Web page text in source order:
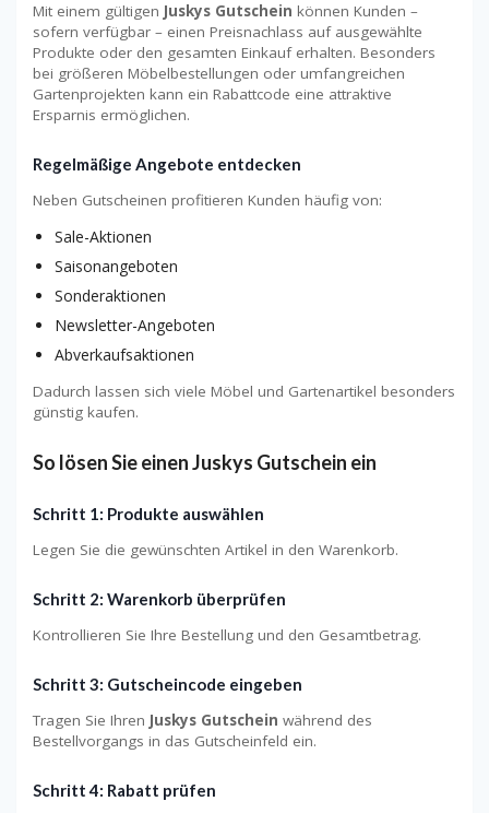
Mit einem gültigen Juskys Gutschein können Kunden –
sofern verfügbar – einen Preisnachlass auf ausgewählte
Produkte oder den gesamten Einkauf erhalten. Besonders
bei größeren Möbelbestellungen oder umfangreichen
Gartenprojekten kann ein Rabattcode eine attraktive
Ersparnis ermöglichen.
Regelmäßige Angebote entdecken
Neben Gutscheinen profitieren Kunden häufig von:
Sale-Aktionen
Saisonangeboten
Sonderaktionen
Newsletter-Angeboten
Abverkaufsaktionen
Dadurch lassen sich viele Möbel und Gartenartikel besonders
günstig kaufen.
So lösen Sie einen Juskys Gutschein ein
Schritt 1: Produkte auswählen
Legen Sie die gewünschten Artikel in den Warenkorb.
Schritt 2: Warenkorb überprüfen
Kontrollieren Sie Ihre Bestellung und den Gesamtbetrag.
Schritt 3: Gutscheincode eingeben
Tragen Sie Ihren Juskys Gutschein während des
Bestellvorgangs in das Gutscheinfeld ein.
Schritt 4: Rabatt prüfen